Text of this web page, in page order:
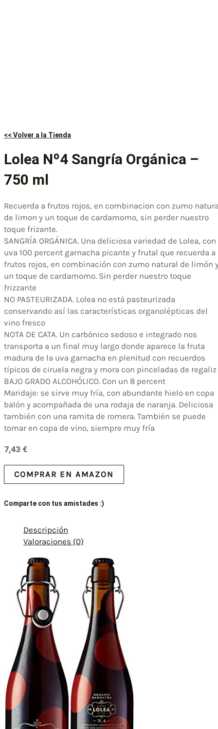
<< Volver a la Tienda
Lolea Nº4 Sangría Orgánica –
750 ml
Recuerda a frutos rojos, en combinacion con zumo
de limon y un toque de cardamomo, sin perder nuestro
toque frizante.
SANGRÍA ORGÁNICA. Una deliciosa variedad de Lolea, con
uva 100 percent garnacha picante y frutal que recuerda a
frutos rojos, en combinación con zumo natural de limón
un toque de cardamomo. Sin perder nuestro toque
frizzante
NO PASTEURIZADA. Lolea no está pasteurizada
conservando así las características organolépticas del
vino fresco
NOTA DE CATA. Un carbónico sedoso e integrado nos
transporta a un final muy largo donde aparece la fruta
madura de la uva garnacha en plenitud con recuerdos
típicos de ciruela negra y mora con pinceladas de regaliz
BAJO GRADO ALCOHÓLICO. Con un 8 percent
Maridaje: se sirve muy fría, con abundante hielo en copa
balón y acompañada de una rodaja de naranja. Deliciosa
también con una ramita de romera. También se puede
tomar en copa de vino, siempre muy fría
7,43 €
COMPRAR EN AMAZON
Comparte con tus amistades :)
Descripción
Valoraciones (0)